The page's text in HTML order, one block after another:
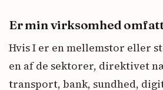
Er min virksomhed
Hvis I er en mellemstor eller
en af de sektorer, direktivet
transport, bank, sundhed,